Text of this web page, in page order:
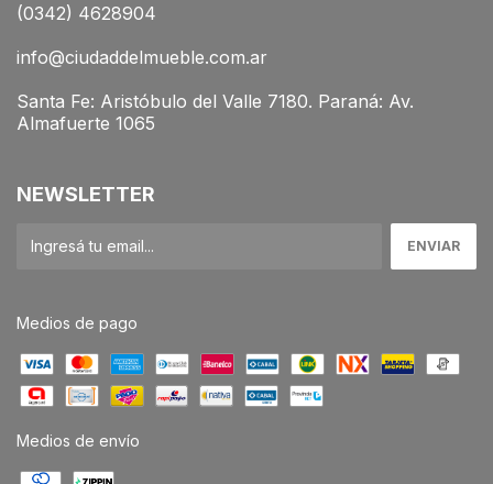
(0342) 4628904
info@ciudaddelmueble.com.ar
Santa Fe: Aristóbulo del Valle 7180. Paraná: Av.
Almafuerte 1065
NEWSLETTER
Medios de pago
Medios de envío